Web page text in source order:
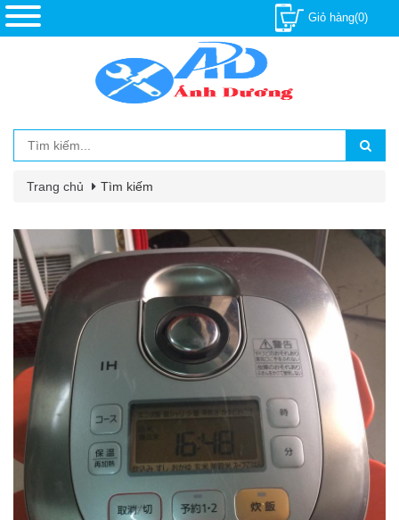
Giỏ hàng(0)
Trang chủ Tìm kiếm